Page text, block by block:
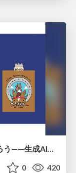
そこに3びきプロダクトがいるじゃろう——生成AI時代における“価値が届かない理由”の構造
0 420